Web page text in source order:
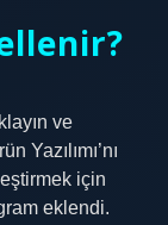
ve
Yazılımı’nı
için
eklendi.